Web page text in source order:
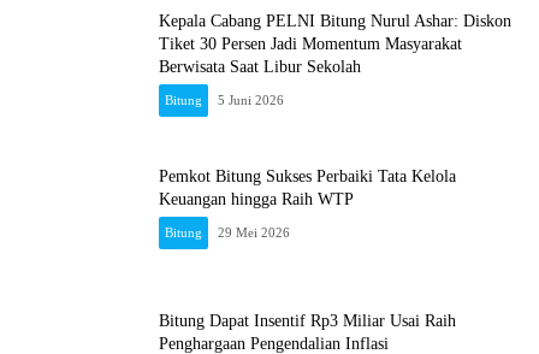
Kepala Cabang PELNI Bitung Nurul Ashar: Diskon
Tiket 30 Persen Jadi Momentum Masyarakat
Berwisata Saat Libur Sekolah
Bitung 5 Juni 2026
Pemkot Bitung Sukses Perbaiki Tata Kelola
Keuangan hingga Raih WTP
Bitung 29 Mei 2026
Bitung Dapat Insentif Rp3 Miliar Usai Raih
Penghargaan Pengendalian Inflasi